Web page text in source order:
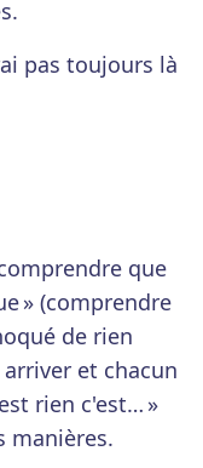
pas toujours là
que
» (comprendre
de rien
et chacun
rien c'est… »
manières.